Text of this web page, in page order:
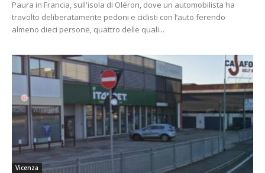
Paura in Francia, sull'isola di Oléron, dove un automobilista ha
travolto deliberatamente pedoni e ciclisti con l’auto ferendo
almeno dieci persone, quattro delle quali...
Vicenza